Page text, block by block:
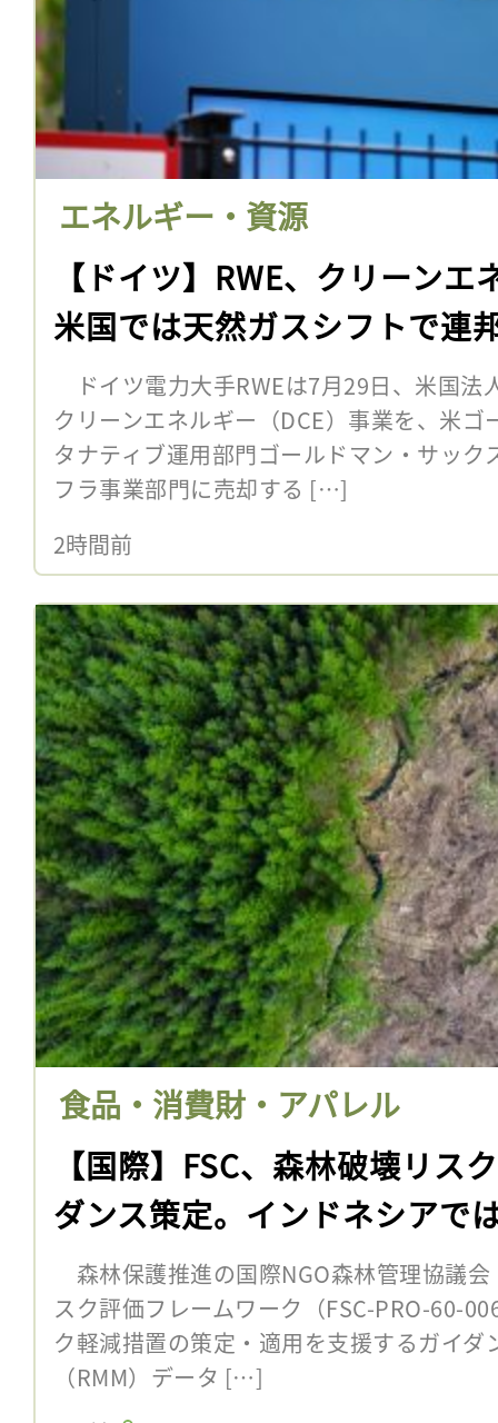
エネルギー・資源
【ドイツ】RWE、クリーン
米国では天然ガスシフトで連
ドイツ電力大手RWEは7月29日、米国法
クリーンエネルギー（DCE）事業を、米
タナティブ運用部門ゴールドマン・サック
フラ事業部門に売却する […]
2時間前
食品・消費財・アパレル
【国際】FSC、森林破壊リス
ダンス策定。インドネシアで
森林保護推進の国際NGO森林管理協議会
スク評価フレームワーク（FSC-PRO-60-
ク軽減措置の策定・適用を支援するガイダ
（RMM）データ […]